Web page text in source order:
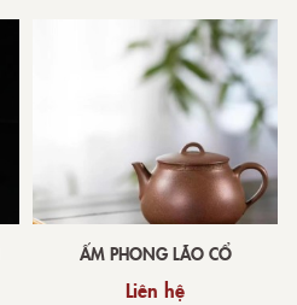
ẤM PHONG LÃO CỔ
Liên hệ